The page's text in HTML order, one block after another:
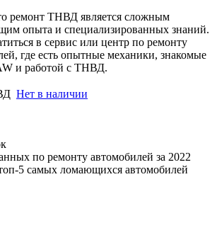
ремонт ТНВД является сложным
опыта и специализированных знаний.
в сервис или центр по ремонту
где есть опытные механики, знакомые
и работой с ТНВД.
Нет в наличии
по ремонту автомобилей за 2022
5 самых ломающихся автомобилей